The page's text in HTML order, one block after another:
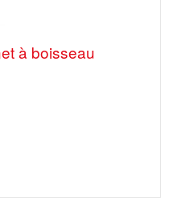
à boisseau